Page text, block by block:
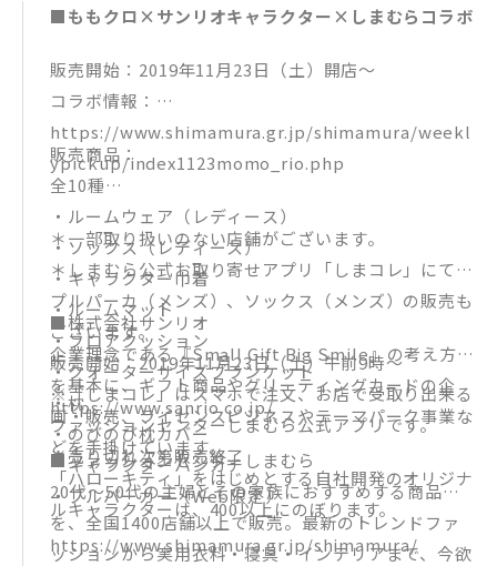
■ももクロ×サンリオキャラクター×しまむらコラボ
販売開始：2019年11月23日（土）開店〜
コラボ情報：
https://www.shimamura.gr.jp/shimamura/weekl
ypickup/index1123momo_rio.php
販売商品：
全10種
・ルームウェア（レディース）
・ソックス（レディース）
・キャラクター巾着
・ルームマット
・フロアクッション
・クォーターサイズブランケット
・枕
・のびのび枕カバー
・キャラクターハンカチ
・プルパーカー（Web限定）
＊一部取り扱いのない店舗がございます。
＊しまむら公式お取り寄せアプリ「しまコレ」にて、
プルパーカ（メンズ）、ソックス（メンズ）の販売も
ございます。
販売開始：2019年11月23日（土）午前9時〜
※「しまコレ」はスマホで注文、お店で受取り出来る
ファッションセンターしまむら公式アプリです。
※売り切れ次第販売終了
■株式会社サンリオ
企業理念である『Small Gift Big Smile』の考え方
を基本に、ギフト商品やグリーティングカードの企
画・販売、ライセンスビジネスやテーマパーク事業な
どを手掛けています。
「ハローキティ」をはじめとする自社開発のオリジナ
ルキャラクターは、400以上にのぼります。
https://www.sanrio.co.jp/
■ファッションセンターしまむら
20代～50代の主婦とその家族におすすめする商品
を、全国1400店舗以上で販売。最新のトレンドファ
ッションから実用衣料・寝具・インテリアまで、今欲
https://www.shimamura.gr.jp/shimamura/